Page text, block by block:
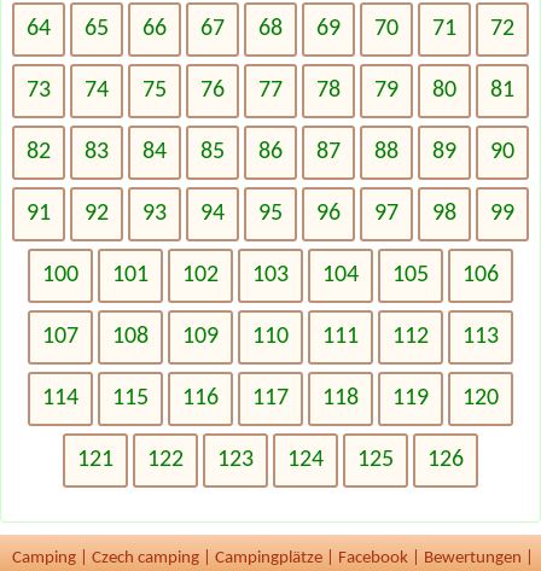
64 65 66 67 68 69 70 71 72
73 74 75 76 77 78 79 80 81
82 83 84 85 86 87 88 89 90
91 92 93 94 95 96 97 98 99
100 101 102 103 104 105 106
107 108 109 110 111 112 113
114 115 116 117 118 119 120
121 122 123 124 125 126
Camping Czech camping Campingplätze Facebook Bewertungen